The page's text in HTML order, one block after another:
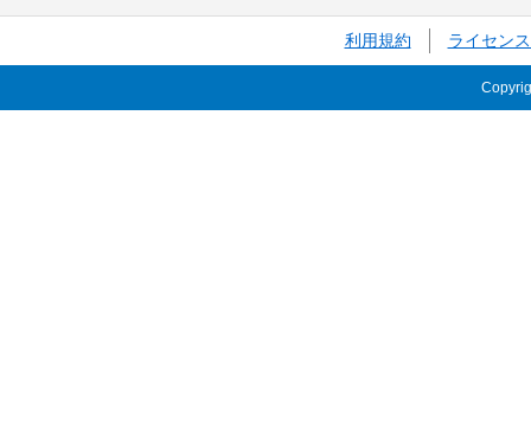
利用規約 ライセン